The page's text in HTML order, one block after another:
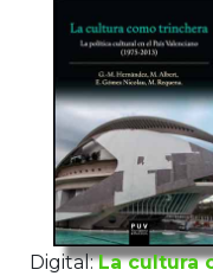
Digital: La cultura